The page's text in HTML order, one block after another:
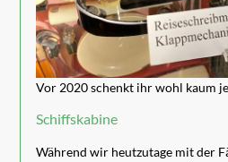
Vor 2020 schenkt ihr wohl kaum
Schiffskabine
Während wir heutzutage mit der